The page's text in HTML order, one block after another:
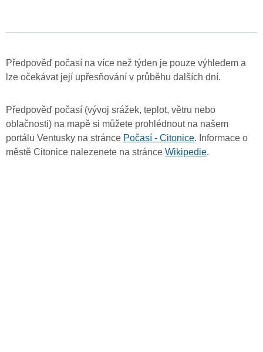
Předpověď počasí na více než týden je pouze výhledem a
lze očekávat její upřesňování v průběhu dalších dní.
Předpověď počasí (vývoj srážek, teplot, větru nebo
oblačnosti) na mapě si můžete prohlédnout na našem
portálu Ventusky na stránce Počasí - Citonice. Informace o
městě Citonice nalezenete na stránce Wikipedie.